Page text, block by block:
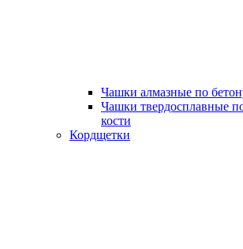
Чашки алмазные по
Чашки твердосплавные
кости
Кордщетки